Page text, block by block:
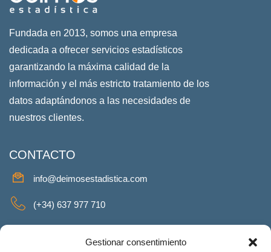
Gestionar consentimiento
Fundada en 2013, somos una empresa
dedicada a ofrecer servicios estadísticos
garantizando la máxima calidad de la
información y el más estricto tratamiento de los
datos adaptándonos a las necesidades de
nuestros clientes.
CONTACTO
info@deimosestadistica.com
(+34) 637 977 710